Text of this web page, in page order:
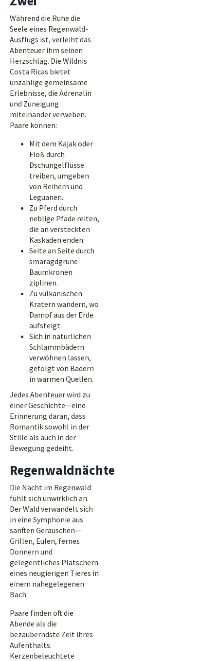
Während die Ruhe die
Seele eines Regenwald-
Ausflugs ist, verleiht das
Abenteuer ihm seinen
Herzschlag. Die Wildnis
Costa Ricas bietet
unzählige gemeinsame
Erlebnisse, die Adrenalin
und Zuneigung
miteinander verweben.
Paare können:
Mit dem Kajak oder
Floß durch
Dschungelflüsse
treiben, umgeben
von Reihern und
Leguanen.
Zu Pferd durch
neblige Pfade reiten,
die an versteckten
Kaskaden enden.
Seite an Seite durch
smaragdgrüne
Baumkronen
ziplinen.
Zu vulkanischen
Kratern wandern, wo
Dampf aus der Erde
aufsteigt.
Sich in natürlichen
Schlammbädern
verwöhnen lassen,
gefolgt von Bädern
in warmen Quellen.
Jedes Abenteuer wird zu
einer Geschichte—eine
Erinnerung daran, dass
Romantik sowohl in der
Stille als auch in der
Bewegung gedeiht.
Regenwaldnächte
Die Nacht im Regenwald
fühlt sich unwirklich an.
Der Wald verwandelt sich
in eine Symphonie aus
sanften Geräuschen—
Grillen, Eulen, fernes
Donnern und
gelegentliches Plätschern
eines neugierigen Tieres in
einem nahegelegenen
Bach.
Paare finden oft die
Abende als die
bezauberndste Zeit ihres
Aufenthalts.
Kerzenbeleuchtete